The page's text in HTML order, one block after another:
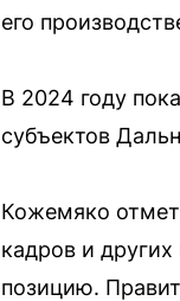
его
В 2024 году
субъектов
Кожемяко
кадров и
позицию.